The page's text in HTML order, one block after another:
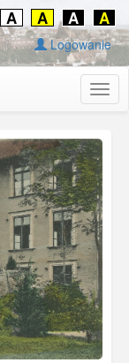
A A A A
Logowanie